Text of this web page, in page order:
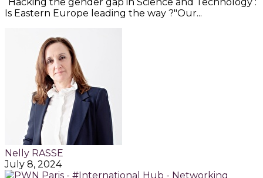
Is Eastern Europe leading the way ?"Our...
Nelly RASSE
July 8, 2024